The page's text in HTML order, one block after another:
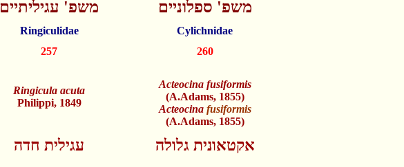
משפ' עגיליתיים משפ' ספלוניים
Ringiculidae
Cylichnidae
257 260
Ringicula acuta
Philippi, 1849
Acteocina fusiformis
(A.Adams, 1855)
Acteocina fusiformis
(A.Adams, 1855)
עגילית חדה אקטאונית גלולה